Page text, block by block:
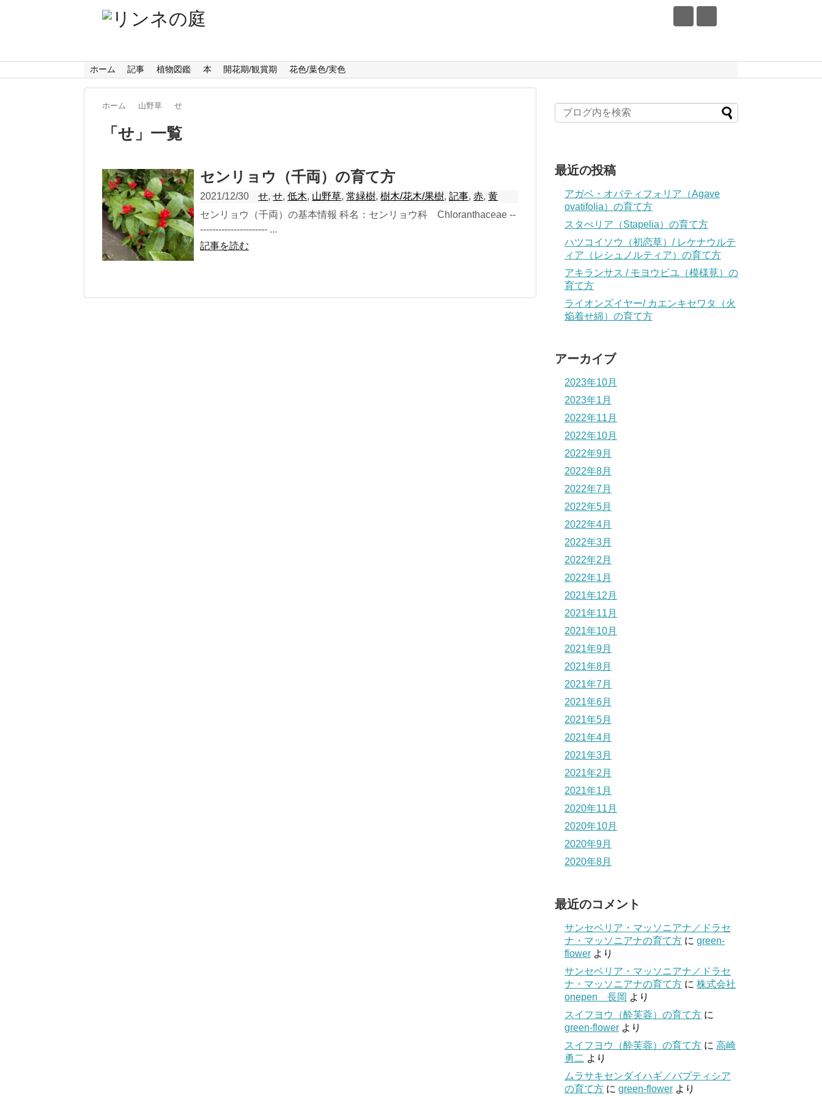
ホーム 記事 植物図鑑 本 開花期/観賞期 花色/葉色/実色
ホーム 山野草 せ
「 せ 」 一覧
センリョウ（千両）の育て方
2021/12/30 せ,せ,低木, 山野草,常緑樹,樹木/花木/果樹,記事,赤,黄
センリョウ（千両）の基本情報 科名：センリョウ科 Chloranthaceae --
---------------------- ...
記事を読む
最近の投稿
アガベ・オバティフォリア（Agave
ovatifolia）の育て方
スタぺリア（Stapelia）の育て方
ハツコイソウ（初恋草）/ レケナウルテ
ィア（レシュノルティア）の育て方
アキランサス / モヨウビユ（模様莧）の
育て方
ライオンズイヤー/ カエンキセワタ（火
焔着せ綿）の育て方
アーカイブ
2023年10月
2023年1月
2022年11月
2022年10月
2022年9月
2022年8月
2022年7月
2022年5月
2022年4月
2022年3月
2022年2月
2022年1月
2021年12月
2021年11月
2021年10月
2021年9月
2021年8月
2021年7月
2021年6月
2021年5月
2021年4月
2021年3月
2021年2月
2021年1月
2020年11月
2020年10月
2020年9月
2020年8月
最近のコメント
サンセベリア・マッソニアナ／ドラセ
ナ・マッソニアナの育て方 に green-
flower より
サンセベリア・マッソニアナ／ドラセ
ナ・マッソニアナの育て方 に 株式会社
onepen 長岡 より
スイフヨウ（酔芙蓉）の育て方 に
green-flower より
スイフヨウ（酔芙蓉）の育て方 に 高崎
勇二 より
ムラサキセンダイハギ／バプティシア
の育て方 に green-flower より